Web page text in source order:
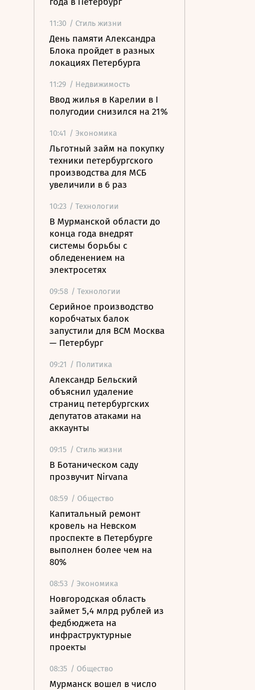
11:30 / Стиль жизни
День памяти Александра
Блока пройдет в разных
локациях Петербурга
11:29 / Недвижимость
Ввод жилья в Карелии в I
полугодии снизился на 21%
10:41 / Экономика
Льготный займ на покупку
техники петербургского
производства для МСБ
увеличили в 6 раз
10:23 / Технологии
В Мурманской области до
конца года внедрят
системы борьбы с
обледенением на
электросетях
09:58 / Технологии
Серийное производство
коробчатых балок
запустили для ВСМ Москва
— Петербург
09:21 / Политика
Александр Бельский
объяснил удаление
страниц петербургских
депутатов атаками на
аккаунты
09:15 / Стиль жизни
В Ботаническом саду
прозвучит Nirvana
08:59 / Общество
Капитальный ремонт
кровель на Невском
проспекте в Петербурге
выполнен более чем на
80%
08:53 / Экономика
Новгородская область
займет 5,4 млрд рублей из
федбюджета на
инфраструктурные
проекты
08:35 / Общество
Мурманск вошел в число